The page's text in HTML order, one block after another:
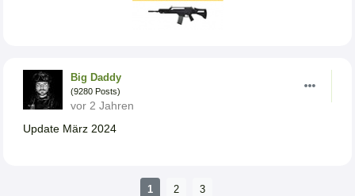
Big Daddy
(9280 Posts)
vor 2 Jahren
Update März 2024
1 2 3